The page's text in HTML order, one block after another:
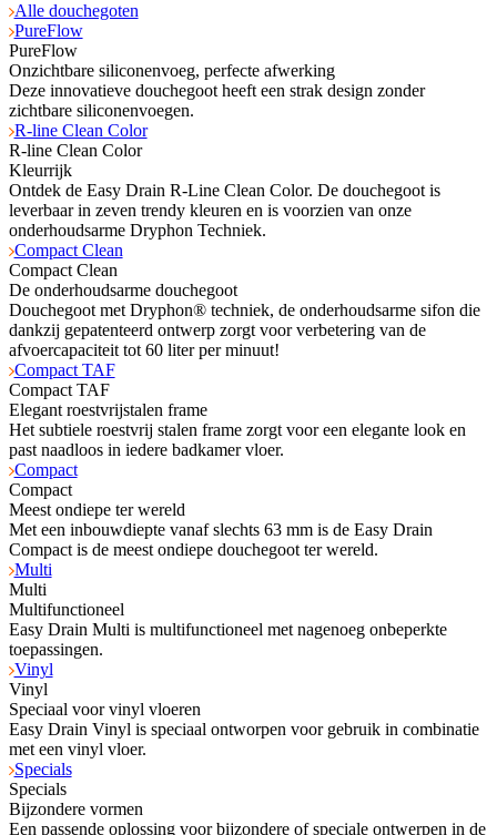
Alle douchegoten
PureFlow
PureFlow
Onzichtbare siliconenvoeg, perfecte afwerking
Deze innovatieve douchegoot heeft een strak design zonder
zichtbare siliconenvoegen.
R-line Clean Color
R-line Clean Color
Kleurrijk
Ontdek de Easy Drain R-Line Clean Color. De douchegoot is
leverbaar in zeven trendy kleuren en is voorzien van onze
onderhoudsarme Dryphon Techniek.
Compact Clean
Compact Clean
De onderhoudsarme douchegoot
Douchegoot met Dryphon® techniek, de onderhoudsarme sifon die
dankzij gepatenteerd ontwerp zorgt voor verbetering van de
afvoercapaciteit tot 60 liter per minuut!
Compact TAF
Compact TAF
Elegant roestvrijstalen frame
Het subtiele roestvrij stalen frame zorgt voor een elegante look en
past naadloos in iedere badkamer vloer.
Compact
Compact
Meest ondiepe ter wereld
Met een inbouwdiepte vanaf slechts 63 mm is de Easy Drain
Compact is de meest ondiepe douchegoot ter wereld.
Multi
Multi
Multifunctioneel
Easy Drain Multi is multifunctioneel met nagenoeg onbeperkte
toepassingen.
Vinyl
Vinyl
Speciaal voor vinyl vloeren
Easy Drain Vinyl is speciaal ontworpen voor gebruik in combinatie
met een vinyl vloer.
Specials
Specials
Bijzondere vormen
Een passende oplossing voor bijzondere of speciale ontwerpen in de